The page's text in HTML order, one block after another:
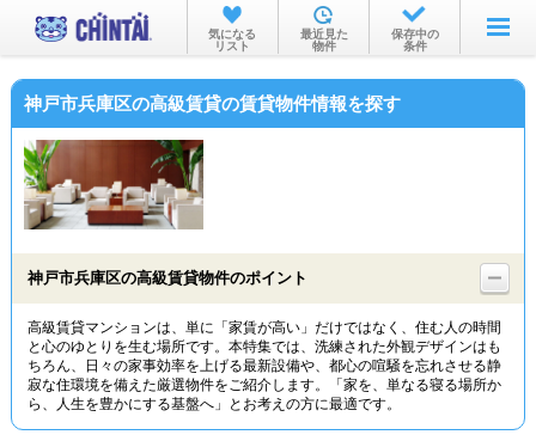
お部屋を探す
沿線・駅から
物件特集から
TOP
気になる
リスト
最近見た
物件
保存中の
条件
神戸市兵庫区の高級賃貸の賃貸物件情報を探す
神戸市兵庫区の高級賃貸物件のポイント
高級賃貸マンションは、単に「家賃が高い」だけではなく、住む人の時間
と心のゆとりを生む場所です。本特集では、洗練された外観デザインはも
ちろん、日々の家事効率を上げる最新設備や、都心の喧騒を忘れさせる静
寂な住環境を備えた厳選物件をご紹介します。「家を、単なる寝る場所か
ら、人生を豊かにする基盤へ」とお考えの方に最適です。